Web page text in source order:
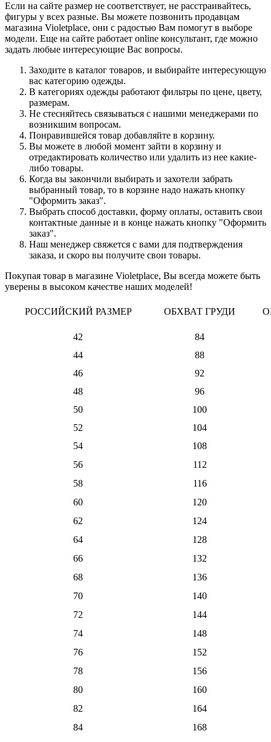
Если на сайте размер не соответствует, не расстраивайтесь,
фигуры у всех разные. Вы можете позвонить продавцам
магазина Violetplace, они с радостью Вам помогут в выборе
модели. Еще на сайте работает online консультант, где можно
задать любые интересующие Вас вопросы.
Заходите в каталог товаров, и выбирайте интересующую
вас категорию одежды.
В категориях одежды работают фильтры по цене, цвету,
размерам.
Не стесняйтесь связываться с нашими менеджерами по
возникшим вопросам.
Понравившейся товар добавляйте в корзину.
Вы можете в любой момент зайти в корзину и
отредактировать количество или удалить из нее какие-
либо товары.
Когда вы закончили выбирать и захотели забрать
выбранный товар, то в корзине надо нажать кнопку
"Оформить заказ".
Выбрать способ доставки, форму оплаты, оставить свои
контактные данные и в конце нажать кнопку "Оформить
заказ".
Наш менеджер свяжется с вами для подтверждения
заказа, и скоро вы получите свои товары.
Покупая товар в магазине Violetplace, Вы всегда можете быть
уверены в высоком качестве наших моделей!
РОССИЙСКИЙ РАЗМЕР ОБХВАТ ГРУДИ
42
84
44
88
46
92
48
96
50
100
52
104
54
108
56
112
58
116
60
120
62
124
64
128
66
132
68
136
70
140
72
144
74
148
76
152
78
156
80
160
82
164
84
168